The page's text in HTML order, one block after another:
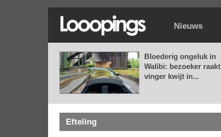
Nieuws
Bloederig ongeluk in
Walibi: bezoeker raakt
vinger kwijt in...
Efteling